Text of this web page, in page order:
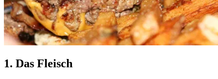
1. Das Fleisch